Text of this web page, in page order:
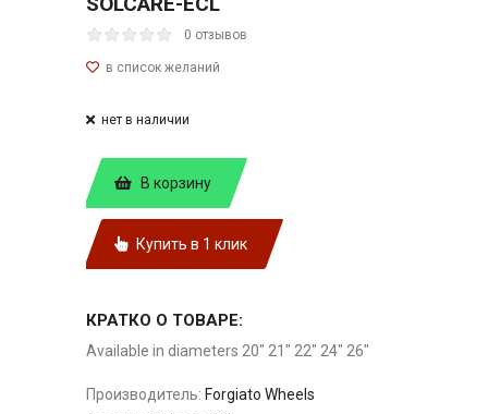
0 отзывов
нет в наличии
В корзину
Купить в 1 клик
КРАТКО О ТОВАРЕ:
Available in diameters 20" 21" 22" 24" 26"
Производитель: Forgiato Wheels